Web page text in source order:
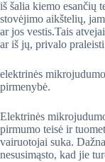
iš šalia kiemo esančių
stovėjimo aikštelių,
ar jos vestis.Tais
ar iš jų, privalo
elektrinės
pirmenybė.
Elektrinės
pirmumo teisė ir
vairuotojai suka.
nesusimąsto, kad jie